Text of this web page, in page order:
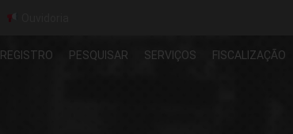
REGISTRO PESQUISAR SERVIÇOS FISCALIZAÇÃO